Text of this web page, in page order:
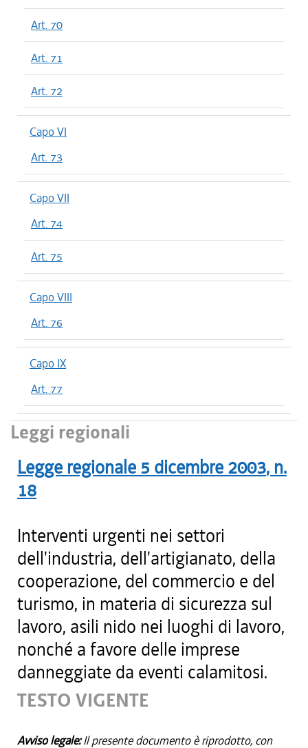
Art. 70
Art. 71
Art. 72
Capo VI
Art. 73
Capo VII
Art. 74
Art. 75
Capo VIII
Art. 76
Capo IX
Art. 77
Leggi regionali
Legge regionale 5 dicembre 2003, n.
18
Interventi urgenti nei settori
dell'industria, dell'artigianato, della
cooperazione, del commercio e del
turismo, in materia di sicurezza sul
lavoro, asili nido nei luoghi di lavoro,
nonché a favore delle imprese
danneggiate da eventi calamitosi.
TESTO VIGENTE
Avviso legale:Il presente documento è riprodotto, con